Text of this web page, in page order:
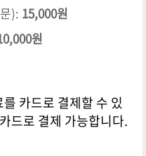
): 15,000원
원
카드로 결제할 수 있
드로 결제 가능합니다.